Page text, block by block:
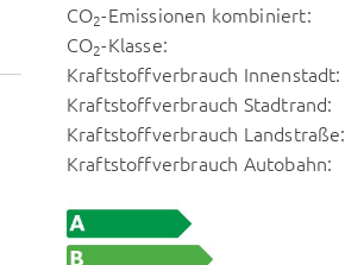
CO2-Emissionen kombiniert:
CO2-Klasse:
Kraftstoffverbrauch Innenstadt:
Kraftstoffverbrauch Stadtrand:
Kraftstoffverbrauch Landstraße:
Kraftstoffverbrauch Autobahn: